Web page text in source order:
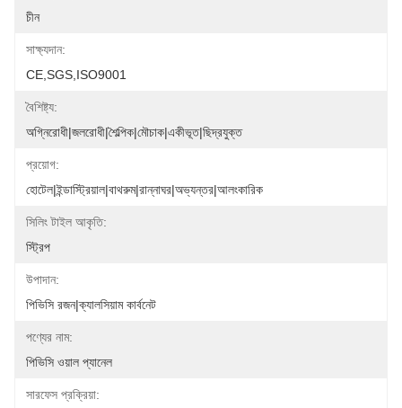
চীন
সাক্ষ্যদান:
CE,SGS,ISO9001
বৈশিষ্ট্য:
অগ্নিরোধী|জলরোধী|শৈল্পিক|মৌচাক|একীভূত|ছিদ্রযুক্ত
প্রয়োগ:
হোটেল|ইন্ডাস্ট্রিয়াল|বাথরুম|রান্নাঘর|অভ্যন্তর|আলংকারিক
সিলিং টাইল আকৃতি:
স্ট্রিপ
উপাদান:
পিভিসি রজন|ক্যালসিয়াম কার্বনেট
পণ্যের নাম:
পিভিসি ওয়াল প্যানেল
সারফেস প্রক্রিয়া: